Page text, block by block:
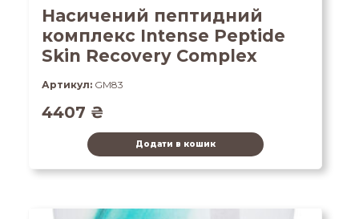
Насичений пептидний
комплекс Intense Peptide
Skin Recovery Complex
Артикул: GM83
4407 ₴
Додати в кошик